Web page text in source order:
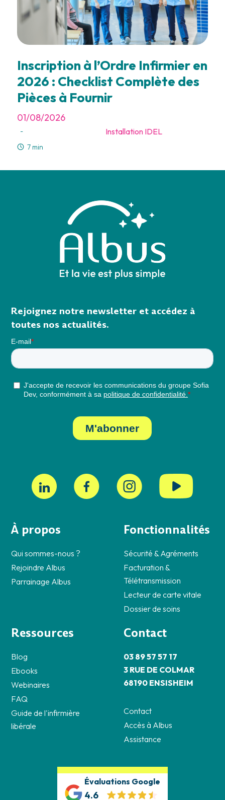
Inscription à l’Ordre Infirmier en
2026 : Checklist Complète des
Pièces à Fournir
01/08/2026
- Installation IDEL
7 min
À propos
Qui sommes-nous ?
Rejoindre Albus
Parrainage Albus
Fonctionnalités
Sécurité & Agréments
Facturation &
Télétransmission
Lecteur de carte vitale
Dossier de soins
Ressources
Blog
Ebooks
Webinaires
FAQ
Guide de l'infirmière
libérale
Contact
03 89 57 57 17
3 RUE DE COLMAR
68190 ENSISHEIM
Contact
Accès à Albus
Assistance
Évaluations Google
4.6
Rejoignez notre newsletter et accédez à
toutes nos actualités.